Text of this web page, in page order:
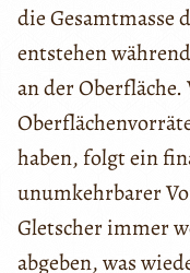
die Gesamtmasse
entstehen
an der Oberfläche.
haben, folgt ein
unumkehrbarer
Gletscher immer
abgeben, was